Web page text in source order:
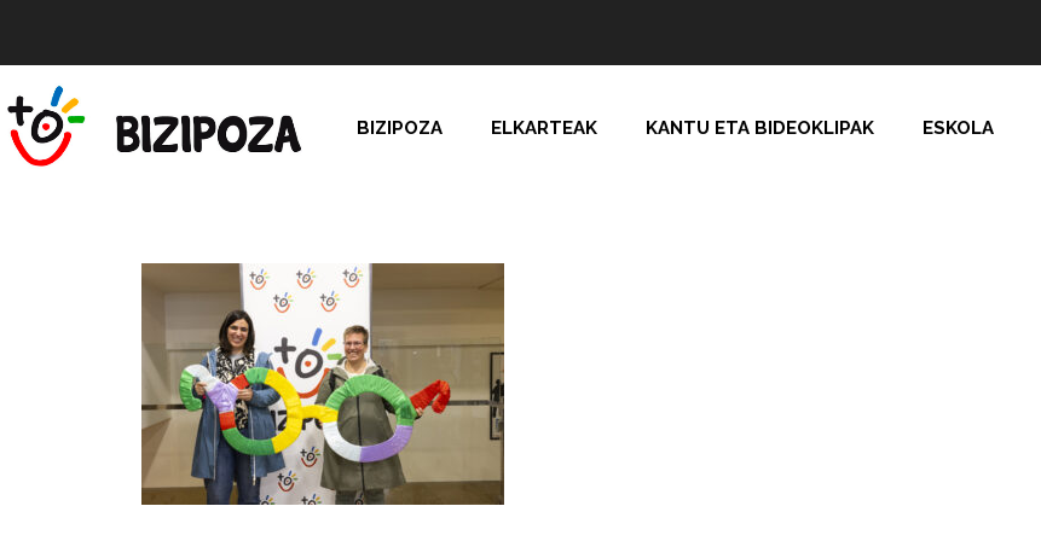
BIZIPOZA ELKARTEAK KANTU ETA BIDEOKLIPAK ESKOLA